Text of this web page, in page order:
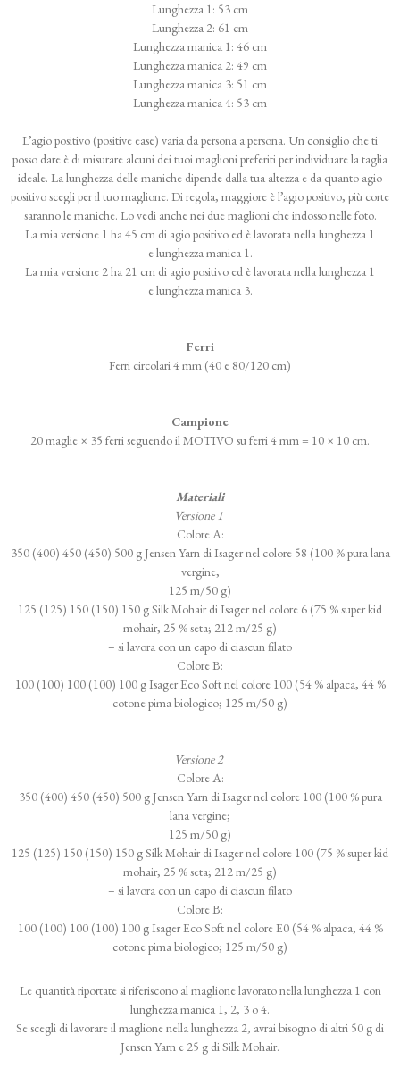
Lunghezza 1: 53 cm
Lunghezza 2: 61 cm
Lunghezza manica 1: 46 cm
Lunghezza manica 2: 49 cm
Lunghezza manica 3: 51 cm
Lunghezza manica 4: 53 cm
L’agio positivo (positive ease) varia da persona a persona. Un consiglio che ti
posso dare è di misurare alcuni dei tuoi maglioni preferiti per individuare la taglia
ideale. La lunghezza delle maniche dipende dalla tua altezza e da quanto agio
positivo scegli per il tuo maglione. Di regola, maggiore è l’agio positivo, più corte
saranno le maniche. Lo vedi anche nei due maglioni che indosso nelle foto.
La mia versione 1 ha 45 cm di agio positivo ed è lavorata nella lunghezza 1
e lunghezza manica 1.
La mia versione 2 ha 21 cm di agio positivo ed è lavorata nella lunghezza 1
e lunghezza manica 3.
Ferri
Ferri circolari 4 mm (40 e 80/120 cm)
Campione
20 maglie × 35 ferri seguendo il MOTIVO su ferri 4 mm = 10 × 10 cm.
Materiali
Versione 1
Colore A:
350 (400) 450 (450) 500 g Jensen Yarn di Isager nel colore 58 (100 % pura lana
vergine,
125 m/50 g)
125 (125) 150 (150) 150 g Silk Mohair di Isager nel colore 6 (75 % super kid
mohair, 25 % seta; 212 m/25 g)
– si lavora con un capo di ciascun filato
Colore B:
100 (100) 100 (100) 100 g Isager Eco Soft nel colore 100 (54 % alpaca, 44 %
cotone pima biologico; 125 m/50 g)
Versione 2
Colore A:
350 (400) 450 (450) 500 g Jensen Yarn di Isager nel colore 100 (100 % pura
lana vergine;
125 m/50 g)
125 (125) 150 (150) 150 g Silk Mohair di Isager nel colore 100 (75 % super kid
mohair, 25 % seta; 212 m/25 g)
– si lavora con un capo di ciascun filato
Colore B:
100 (100) 100 (100) 100 g Isager Eco Soft nel colore E0 (54 % alpaca, 44 %
cotone pima biologico; 125 m/50 g)
Le quantità riportate si riferiscono al maglione lavorato nella lunghezza 1 con
lunghezza manica 1, 2, 3 o 4.
Se scegli di lavorare il maglione nella lunghezza 2, avrai bisogno di altri 50 g di
Jensen Yarn e 25 g di Silk Mohair.